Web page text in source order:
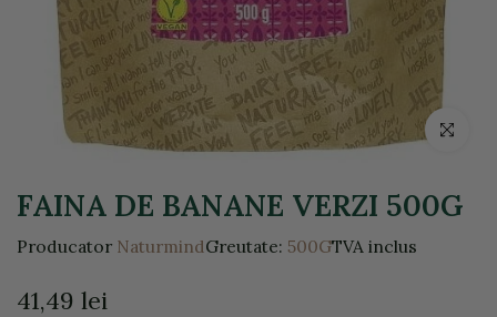
Click
FAINA DE BANANE VERZI 500G
Producator NaturmindGreutate: 500GTVA inclus
41,49 lei